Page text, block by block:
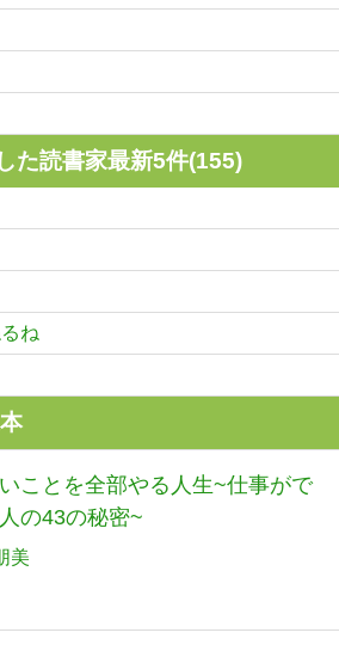
た読書家最新5件(155)
ね
ことを全部やる人生~仕事がで
の43の秘密~
美